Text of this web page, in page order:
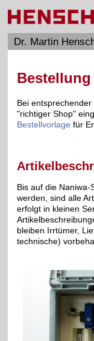
Dr. Martin
Bei
"richtiger Shop"
Bestellvorlage für
Bis auf die
werden, sind alle
erfolgt in kleinen
bleiben Irrtümer,
technische)